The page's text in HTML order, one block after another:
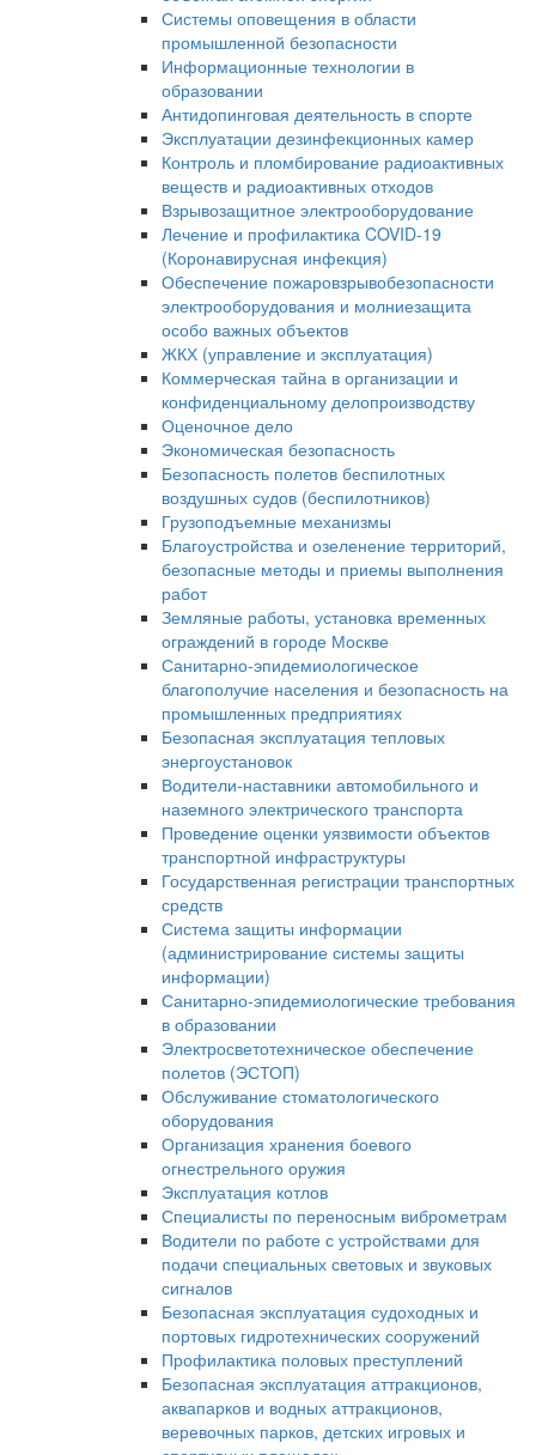
Системы оповещения в области
промышленной безопасности
Информационные технологии в
образовании
Антидопинговая деятельность в спорте
Эксплуатации дезинфекционных камер
Контроль и пломбирование радиоактивных
веществ и радиоактивных отходов
Взрывозащитное электрооборудование
Лечение и профилактика COVID-19
(Коронавирусная инфекция)
Обеспечение пожаровзрывобезопасности
электрооборудования и молниезащита
особо важных объектов
ЖКХ (управление и эксплуатация)
Коммерческая тайна в организации и
конфиденциальному делопроизводству
Оценочное дело
Экономическая безопасность
Безопасность полетов беспилотных
воздушных судов (беспилотников)
Грузоподъемные механизмы
Благоустройства и озеленение территорий,
безопасные методы и приемы выполнения
работ
Земляные работы, установка временных
ограждений в городе Москве
Санитарно-эпидемиологическое
благополучие населения и безопасность на
промышленных предприятиях
Безопасная эксплуатация тепловых
энергоустановок
Водители-наставники автомобильного и
наземного электрического транспорта
Проведение оценки уязвимости объектов
транспортной инфраструктуры
Государственная регистрации транспортных
средств
Система защиты информации
(администрирование системы защиты
информации)
Санитарно-эпидемиологические требования
в образовании
Электросветотехническое обеспечение
полетов (ЭСТОП)
Обслуживание стоматологического
оборудования
Организация хранения боевого
огнестрельного оружия
Эксплуатация котлов
Специалисты по переносным виброметрам
Водители по работе с устройствами для
подачи специальных световых и звуковых
сигналов
Безопасная эксплуатация судоходных и
портовых гидротехнических сооружений
Профилактика половых преступлений
Безопасная эксплуатация аттракционов,
аквапарков и водных аттракционов,
веревочных парков, детских игровых и